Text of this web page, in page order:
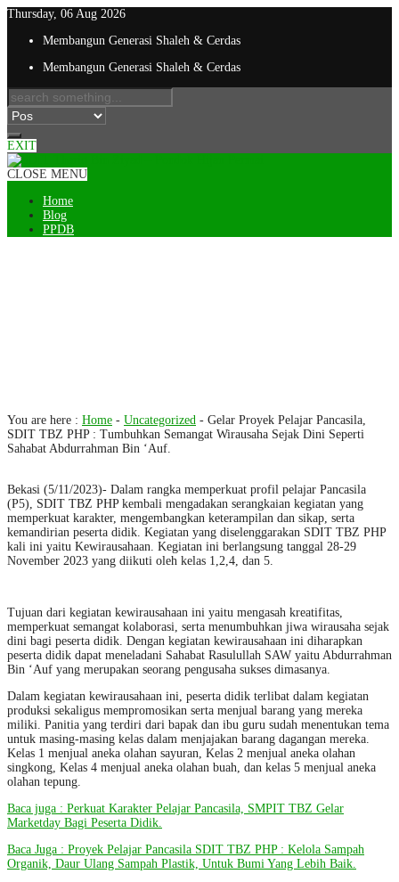
Thursday, 06 Aug 2026
Membangun Generasi Shaleh & Cerdas
Membangun Generasi Shaleh & Cerdas
EXIT
CLOSE MENU
Home
Blog
PPDB
You are here : Home - Uncategorized - Gelar Proyek Pelajar Pancasila,
SDIT TBZ PHP : Tumbuhkan Semangat Wirausaha Sejak Dini Seperti
Sahabat Abdurrahman Bin ‘Auf.
Bekasi (5/11/2023)- Dalam rangka memperkuat profil pelajar Pancasila
(P5), SDIT TBZ PHP kembali mengadakan serangkaian kegiatan yang
memperkuat karakter, mengembangkan keterampilan dan sikap, serta
kemandirian peserta didik. Kegiatan yang diselenggarakan SDIT TBZ PHP
kali ini yaitu Kewirausahaan. Kegiatan ini berlangsung tanggal 28-29
November 2023 yang diikuti oleh kelas 1,2,4, dan 5.
Tujuan dari kegiatan kewirausahaan ini yaitu mengasah kreatifitas,
memperkuat semangat kolaborasi, serta menumbuhkan jiwa wirausaha sejak
dini bagi peserta didik. Dengan kegiatan kewirausahaan ini diharapkan
peserta didik dapat meneladani Sahabat Rasulullah SAW yaitu Abdurrahman
Bin ‘Auf yang merupakan seorang pengusaha sukses dimasanya.
Dalam kegiatan kewirausahaan ini, peserta didik terlibat dalam kegiatan
produksi sekaligus mempromosikan serta menjual barang yang mereka
miliki. Panitia yang terdiri dari bapak dan ibu guru sudah menentukan tema
untuk masing-masing kelas dalam menjajakan barang dagangan mereka.
Kelas 1 menjual aneka olahan sayuran, Kelas 2 menjual aneka olahan
singkong, Kelas 4 menjual aneka olahan buah, dan kelas 5 menjual aneka
olahan tepung.
Baca juga : Perkuat Karakter Pelajar Pancasila, SMPIT TBZ Gelar
Marketday Bagi Peserta Didik.
Baca Juga : Proyek Pelajar Pancasila SDIT TBZ PHP : Kelola Sampah
Organik, Daur Ulang Sampah Plastik, Untuk Bumi Yang Lebih Baik.